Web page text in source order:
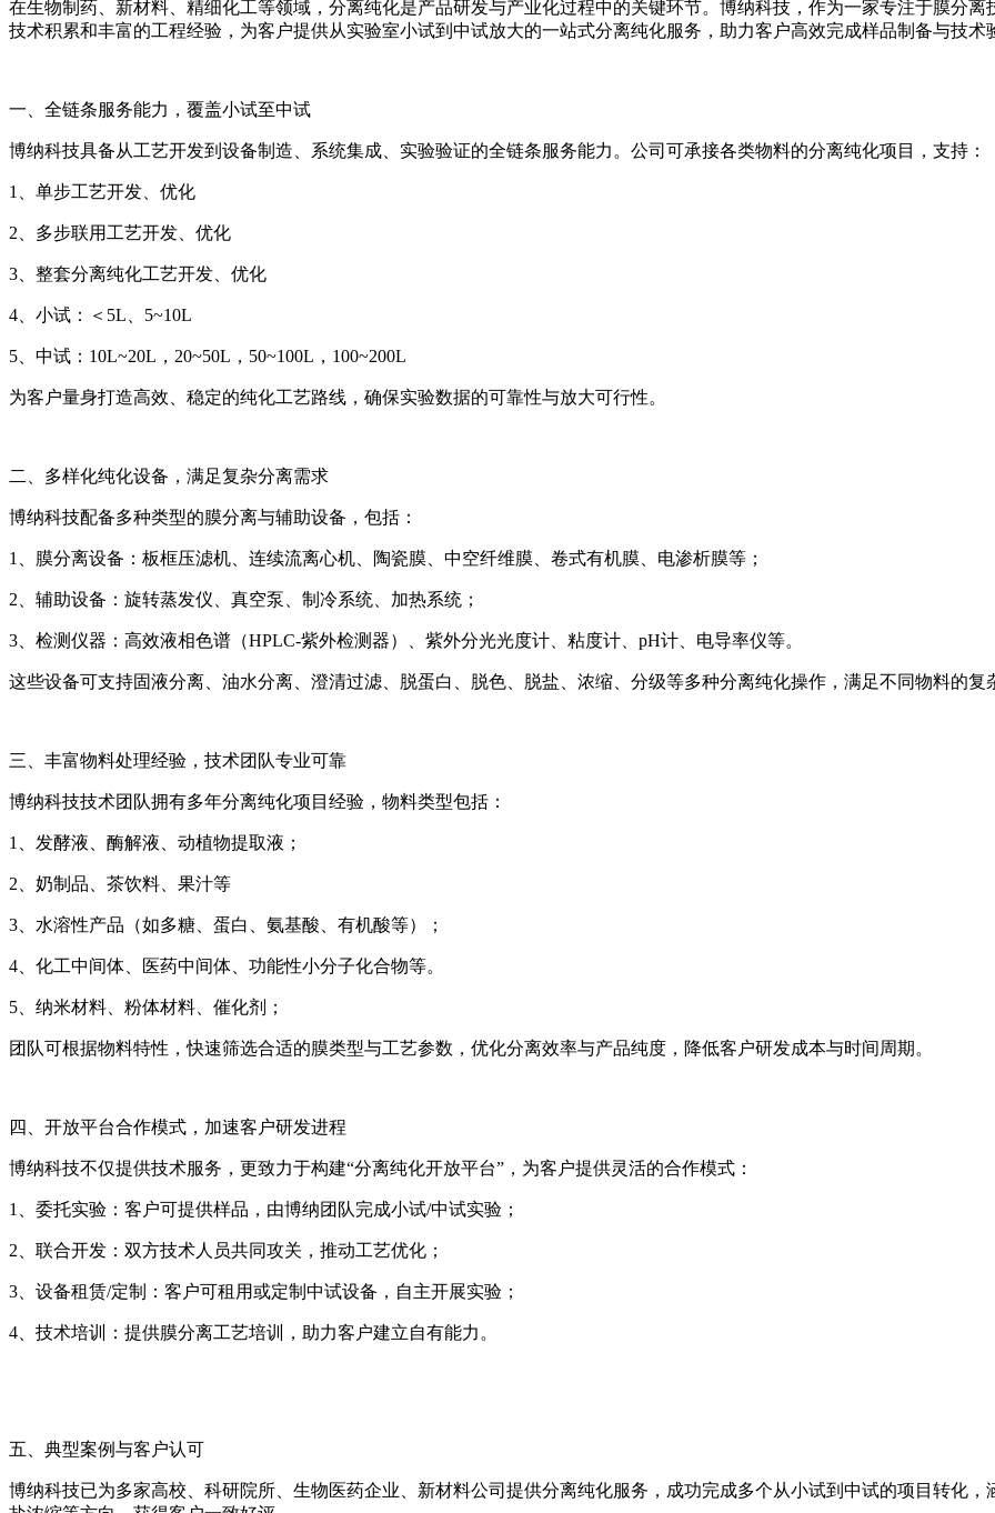
在生物制药、新材料、精细化工等领域，分离纯化是产品研发与产业化过程中的关键环节。博纳科技，作为一家专注于膜分
技术积累和丰富的工程经验，为客户提供从实验室小试到中试放大的一站式分离纯化服务，助力客户高效完成样品制备与技术
一、全链条服务能力，覆盖小试至中试
博纳科技具备从工艺开发到设备制造、系统集成、实验验证的全链条服务能力。公司可承接各类物料的分离纯化项目，支持：
1、单步工艺开发、优化
2、多步联用工艺开发、优化
3、整套分离纯化工艺开发、优化
4、小试：＜5L、5~10L
5、中试：10L~20L，20~50L，50~100L，100~200L
为客户量身打造高效、稳定的纯化工艺路线，确保实验数据的可靠性与放大可行性。
二、多样化纯化设备，满足复杂分离需求
博纳科技配备多种类型的膜分离与辅助设备，包括：
1、膜分离设备：板框压滤机、连续流离心机、陶瓷膜、中空纤维膜、卷式有机膜、电渗析膜等；
2、辅助设备：旋转蒸发仪、真空泵、制冷系统、加热系统；
3、检测仪器：高效液相色谱（HPLC-紫外检测器）、紫外分光光度计、粘度计、pH计、电导率仪等。
这些设备可支持固液分离、油水分离、澄清过滤、脱蛋白、脱色、脱盐、浓缩、分级等多种分离纯化操作，满足不同物料的复
三、丰富物料处理经验，技术团队专业可靠
博纳科技技术团队拥有多年分离纯化项目经验，物料类型包括：
1、发酵液、酶解液、动植物提取液；
2、奶制品、茶饮料、果汁等
3、水溶性产品（如多糖、蛋白、氨基酸、有机酸等）；
4、化工中间体、医药中间体、功能性小分子化合物等。
5、纳米材料、粉体材料、催化剂；
团队可根据物料特性，快速筛选合适的膜类型与工艺参数，优化分离效率与产品纯度，降低客户研发成本与时间周期。
四、开放平台合作模式，加速客户研发进程
博纳科技不仅提供技术服务，更致力于构建“分离纯化开放平台”，为客户提供灵活的合作模式：
1、委托实验：客户可提供样品，由博纳团队完成小试/中试实验；
2、联合开发：双方技术人员共同攻关，推动工艺优化；
3、设备租赁/定制：客户可租用或定制中试设备，自主开展实验；
4、技术培训：提供膜分离工艺培训，助力客户建立自有能力。
五、典型案例与客户认可
博纳科技已为多家高校、科研院所、生物医药企业、新材料公司提供分离纯化服务，成功完成多个从小试到中试的项目转化